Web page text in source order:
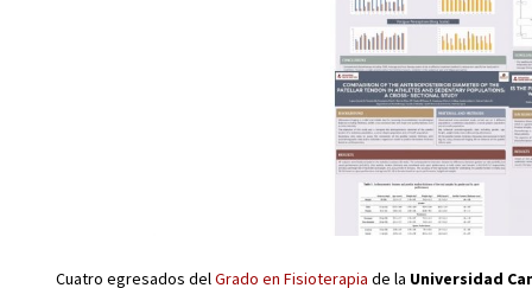
Cuatro egresados del Grado en Fisioterapia de la Universidad